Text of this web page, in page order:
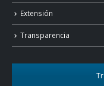
Extensión
Transparencia